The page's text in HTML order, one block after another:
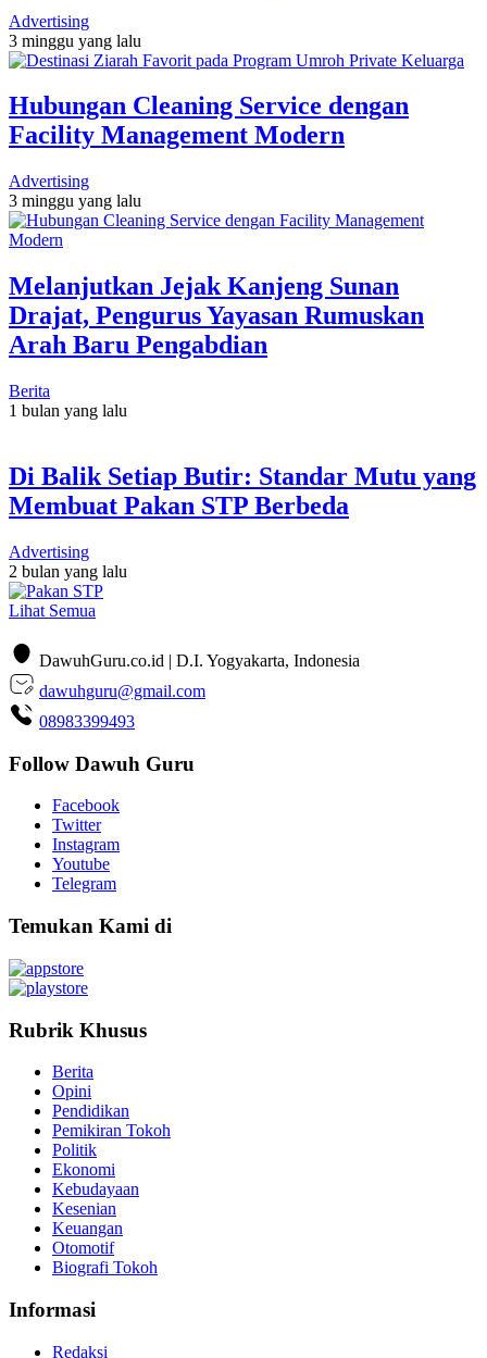
Advertising
3 minggu yang lalu
Hubungan Cleaning Service dengan
Facility Management Modern
Advertising
3 minggu yang lalu
Melanjutkan Jejak Kanjeng Sunan
Drajat, Pengurus Yayasan Rumuskan
Arah Baru Pengabdian
Berita
1 bulan yang lalu
Di Balik Setiap Butir: Standar Mutu yang
Membuat Pakan STP Berbeda
Advertising
2 bulan yang lalu
Lihat Semua
DawuhGuru.co.id | D.I. Yogyakarta, Indonesia
dawuhguru@gmail.com
08983399493
Follow Dawuh Guru
Facebook
Twitter
Instagram
Youtube
Telegram
Temukan Kami di
Rubrik Khusus
Berita
Opini
Pendidikan
Pemikiran Tokoh
Politik
Ekonomi
Kebudayaan
Kesenian
Keuangan
Otomotif
Biografi Tokoh
Informasi
Redaksi